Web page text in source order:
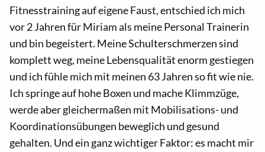
Fitnesstraining auf eigene Faust, entschied ich mich
vor 2 Jahren für Miriam als meine Personal Trainerin
und bin begeistert. Meine Schulterschmerzen sind
komplett weg, meine Lebensqualität enorm gestiegen
und ich fühle mich mit meinen 63 Jahren so fit wie nie.
Ich springe auf hohe Boxen und mache Klimmzüge,
werde aber gleichermaßen mit Mobilisations- und
Koordinationsübungen beweglich und gesund
gehalten. Und ein ganz wichtiger Faktor: es macht mir